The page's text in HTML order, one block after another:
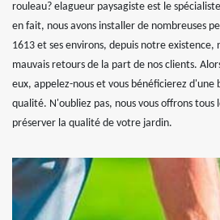
rouleau? elagueur paysagiste est le
en fait, nous avons installer de nombreuses
1613 et ses environs, depuis notre existence,
mauvais retours de la part de nos clients.
eux, appelez-nous et vous bénéficierez d'une
qualité. N'oubliez pas, nous vous offrons tous
préserver la qualité de votre jardin.